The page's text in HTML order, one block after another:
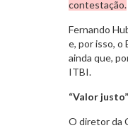
contestação.
Fernando
e, por isso, o
ainda que,
ITBI.
“Valor justo”
O diretor da